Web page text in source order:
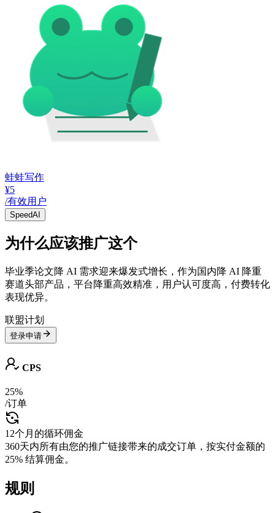
蛙蛙写作
¥5
/有效用户
SpeedAI
为什么应该推广这个
毕业季论文降 AI 需求迎来爆发式增长，作为国内降 AI 降重
赛道头部产品，平台降重高效精准，用户认可度高，付费转化
表现优异。
联盟计划
登录申请
CPS
25%
/订单
12个月的循环佣金
360天内所有由您的推广链接带来的成交订单，按实付金额的
25% 结算佣金。
规则